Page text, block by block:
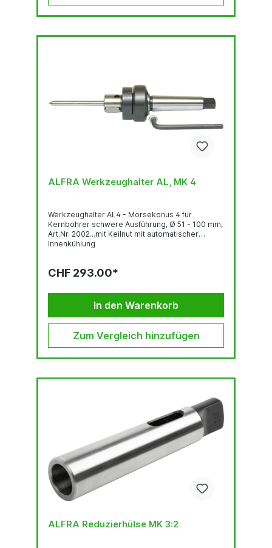
ALFRA Werkzeughalter AL, MK 4
Werkzeughalter AL4 - Morsekonus 4 für
Kernbohrer schwere Ausführung, Ø 51 - 100 mm,
Art.Nr. 2002...mit Keilnut mit automatischer
Innenkühlung
CHF 293.00*
In den Warenkorb
Zum Vergleich hinzufügen
ALFRA Reduzierhülse MK 3:2